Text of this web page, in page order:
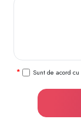
Sunt de acord cu